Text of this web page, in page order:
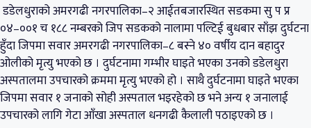
डडेलधुराको अमरगढी नगरपालिका–२ आईतबजारस्थित सडकमा सु प प्र
०४–००१ च १८८ नम्बरको जिप सडकको नालामा पल्टिई बुधबार साँझ दुर्घटना
हुँदा जिपमा सवार अमरगढी नगरपालिका–८ बस्ने ४० वर्षीय दान बहादुर
ओलीको मृत्यु भएको छ । दुर्घटनामा गम्भीर घाइते भएका उनको डडेलधुरा
अस्पतालमा उपचारको क्रममा मृत्यु भएको हो । साथै दुर्घटनामा घाइते भएका
जिपमा सवार १ जनाको सोही अस्पताल भइरहेको छ भने अन्य १ जनालाई
उपचारको लागि गेटा आँखा अस्पताल धनगढी कैलाली पठाइएको छ ।